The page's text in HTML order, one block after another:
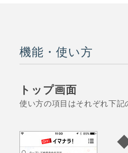
機能・使い方
トップ画面
使い方の項目はそれぞれ下